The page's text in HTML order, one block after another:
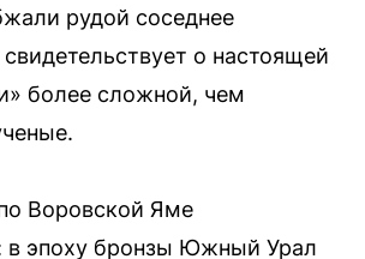
рудой соседнее
о настоящей
более сложной, чем
Воровской Яме
в эпоху бронзы Южный Урал